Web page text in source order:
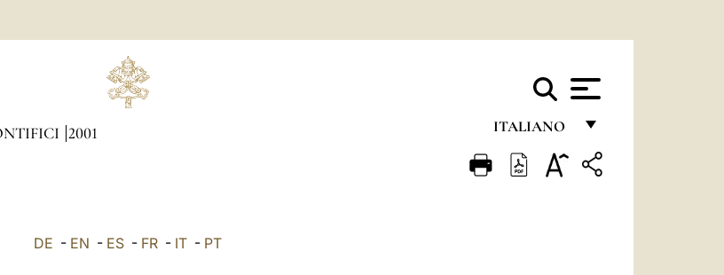
ITALIANO
FRANÇAIS
2001
DE - EN - ES - FR - IT - PT